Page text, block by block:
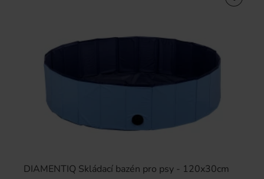
DIAMENTIQ Skládací bazén pro psy - 120x30cm